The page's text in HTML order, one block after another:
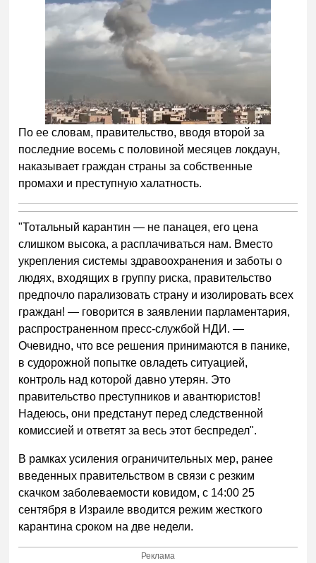
По ее словам, правительство, вводя второй за
последние восемь с половиной месяцев локдаун,
наказывает граждан страны за собственные
промахи и преступную халатность.
"Тотальный карантин — не панацея, его цена
слишком высока, а расплачиваться нам. Вместо
укрепления системы здравоохранения и заботы о
людях, входящих в группу риска, правительство
предпочло парализовать страну и изолировать всех
граждан! — говорится в заявлении парламентария,
распространенном пресс-службой НДИ. —
Очевидно, что все решения принимаются в панике,
в судорожной попытке овладеть ситуацией,
контроль над которой давно утерян. Это
правительство преступников и авантюристов!
Надеюсь, они предстанут перед следственной
комиссией и ответят за весь этот беспредел".
В рамках усиления ограничительных мер, ранее
введенных правительством в связи с резким
скачком заболеваемости ковидом, с 14:00 25
сентября в Израиле вводится режим жесткого
карантина сроком на две недели.
Реклама